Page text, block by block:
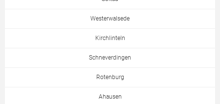
Westerwalsede
Kirchlinteln
Schneverdingen
Rotenburg
Ahausen